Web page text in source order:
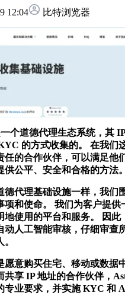
12:04 比特浏览器
个道德代理生态系统，其
的方式收集的。 在我们
任的合作伙伴，可以满足他
供公平、安全和合格的方法。
代理基础设施一样，我们
项和使命。 我们为客户提供
地使用的平台和服务。 因此
动人工智能审核，仔细审查
意购买住宅、移动或数据
共享 IP 地址的合作伙伴，
专业要求，并实施 KYC 和